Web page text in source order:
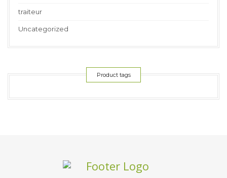
traiteur
Uncategorized
Product tags